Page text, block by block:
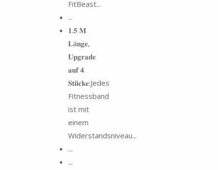
FitBeast...
...
𝟏.𝟓 𝐌
𝐋ä𝐧𝐠𝐞,
𝐔𝐩𝐠𝐫𝐚𝐝𝐞
𝐚𝐮𝐟 𝟒
𝐒𝐭𝐢𝐢𝐜𝐤𝐞:Jedes
Fitnessband
ist mit
einem
Widerstandsniveau...
...
...